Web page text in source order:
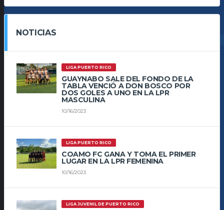
NOTICIAS
LIGA PUERTO RICO
GUAYNABO SALE DEL FONDO DE LA
TABLA VENCIÓ A DON BOSCO POR
DOS GOLES A UNO EN LA LPR
MASCULINA
10/16/2023
LIGA PUERTO RICO
COAMO FC GANA Y TOMA EL PRIMER
LUGAR EN LA LPR FEMENINA
10/16/2023
LIGA JUVENIL DE PUERTO RICO